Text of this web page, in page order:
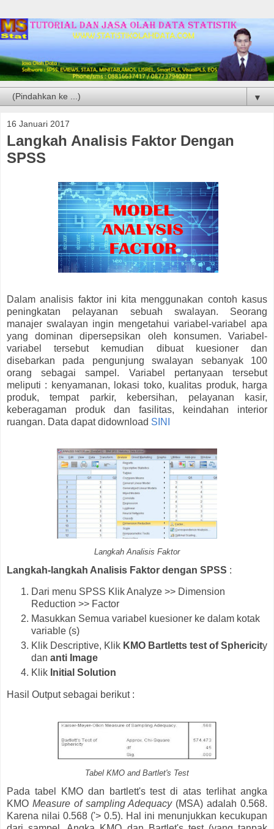
▼
16 Januari 2017
Langkah Analisis Faktor Dengan
SPSS
Dalam analisis faktor ini kita menggunakan contoh kasus
peningkatan pelayanan sebuah swalayan. Seorang
manajer swalayan ingin mengetahui variabel-variabel apa
yang dominan dipersepsikan oleh konsumen. Variabel-
variabel tersebut kemudian dibuat kuesioner dan
disebarkan pada pengunjung swalayan sebanyak 100
orang sebagai sampel. Variabel pertanyaan tersebut
meliputi : kenyamanan, lokasi toko, kualitas produk, harga
produk, tempat parkir, kebersihan, pelayanan kasir,
keberagaman produk dan fasilitas, keindahan interior
ruangan. Data dapat didownload SINI
Langkah Analisis Faktor
Langkah-langkah Analisis Faktor dengan SPSS :
Dari menu SPSS Klik Analyze >> Dimension
Reduction >> Factor
Masukkan Semua variabel kuesioner ke dalam kotak
variable (s)
Klik Descriptive, Klik KMO Bartletts test of Sphericity
dan anti Image
Klik Initial Solution
Hasil Output sebagai berikut :
Tabel KMO and Bartlet's Test
Pada tabel KMO dan bartlett's test di atas terlihat angka
KMO Measure of sampling Adequacy(MSA) adalah 0.568.
Karena nilai 0.568 ('> 0.5). Hal ini menunjukkan kecukupan